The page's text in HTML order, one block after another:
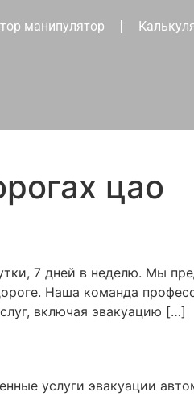
манипулятор
цао
7 дней в неделю. Мы
Наша команда
включая эвакуацию […]
услуги эвакуации